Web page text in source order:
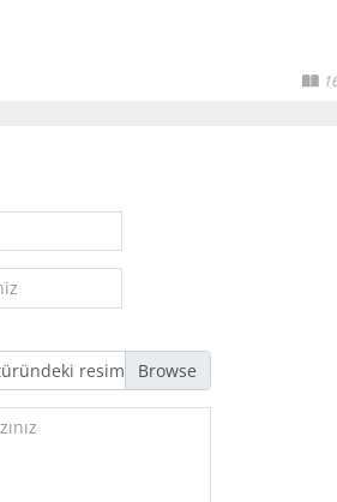
jpg, gif, png türündeki resimleri seçmelisiniz